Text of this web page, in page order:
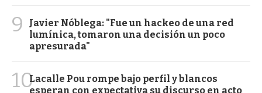
9
Javier Nóblega: "Fue un hackeo de una red
lumínica, tomaron una decisión un poco
apresurada"
10Lacalle Pou rompe bajo perfil y blancos
esperan con expectativa su discurso en acto